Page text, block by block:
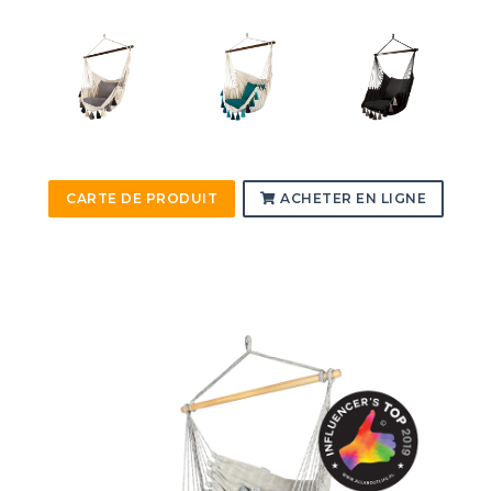
CARTE DE PRODUIT ACHETER EN LIGNE